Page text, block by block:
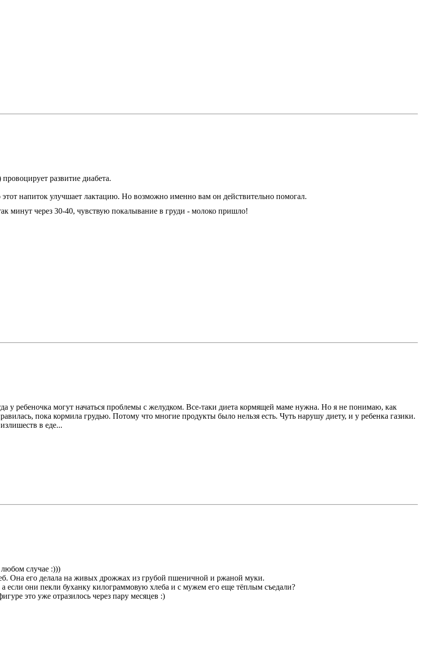
развитие диабета.
напиток улучшает лактацию. Но возможно именно вам он действительно помогал.
минут через 30-40, чувствую покалывание в груди - молоко пришло!
у ребеночка могут начаться проблемы с желудком. Все-таки диета кормящей маме нужна. Но я не понимаю, как
пока кормила грудью. Потому что многие продукты было нельзя есть. Чуть нарушу диету, и у ребенка газики.
в еде...
любом случае :)))
Она его делала на живых дрожжах из грубой пшеничной и ржаной муки.
а если они пекли буханку килограммовую хлеба и с мужем его еще тёплым съедали?
это уже отразилось через пару месяцев :)